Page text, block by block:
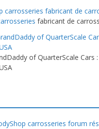
fabricant de
of QuarterScale Cars